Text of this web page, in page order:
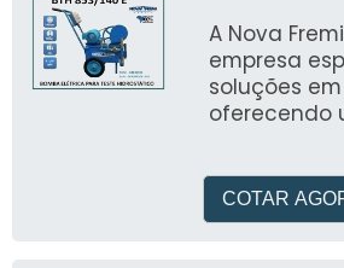
A Nova
empresa
soluções
oferecendo
COTAR